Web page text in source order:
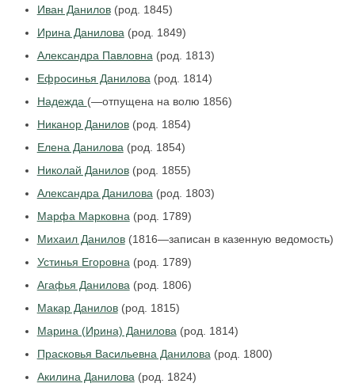
Иван Данилов(род. 1845)
Ирина Данилова(род. 1849)
Александра Павловна(род. 1813)
Ефросинья Данилова(род. 1814)
Надежда (—отпущена на волю 1856)
Никанор Данилов(род. 1854)
Елена Данилова(род. 1854)
Николай Данилов(род. 1855)
Александра Данилова(род. 1803)
Марфа Марковна(род. 1789)
Михаил Данилов(1816—записан в казенную ведомость)
Устинья Егоровна(род. 1789)
Агафья Данилова(род. 1806)
Макар Данилов(род. 1815)
Марина (Ирина) Данилова(род. 1814)
Прасковья Васильевна Данилова(род. 1800)
Акилина Данилова(род. 1824)